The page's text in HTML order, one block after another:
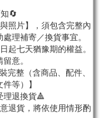
🔄
照片】，須包含完整內
理補寄／換貨事宜。
起七天猶豫期的權益。
意。
完整（含商品、配件、
等）】
理退換貨🔺
退貨，將依使用情形酌